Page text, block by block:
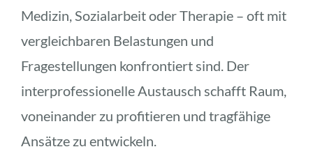
Medizin, Sozialarbeit oder Therapie – oft mit
vergleichbaren Belastungen und
Fragestellungen konfrontiert sind. Der
interprofessionelle Austausch schafft Raum,
voneinander zu profitieren und tragfähige
Ansätze zu entwickeln.